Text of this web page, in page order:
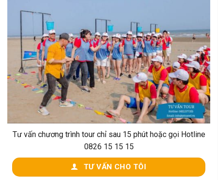
Tư vấn chương trình tour chỉ sau 15 phút hoặc gọi Hotline
0826 15 15 15
TƯ VẤN CHO TÔI